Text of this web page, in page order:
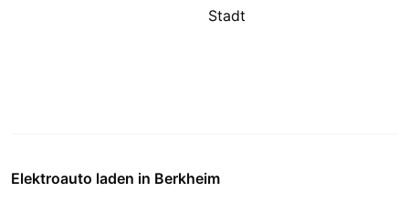
Elektroauto laden in Berkheim